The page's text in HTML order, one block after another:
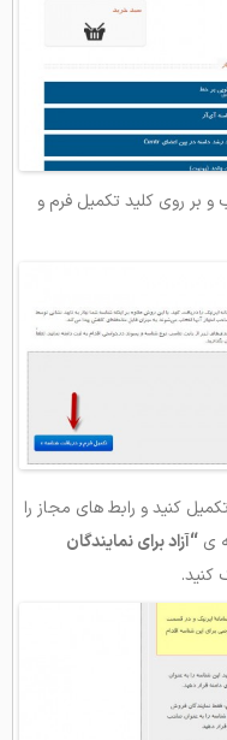
بر روی کلید تکمیل فرم و
کنید و رابط‌ های مجاز را
ی “آزاد برای نمایندگان
کنید.